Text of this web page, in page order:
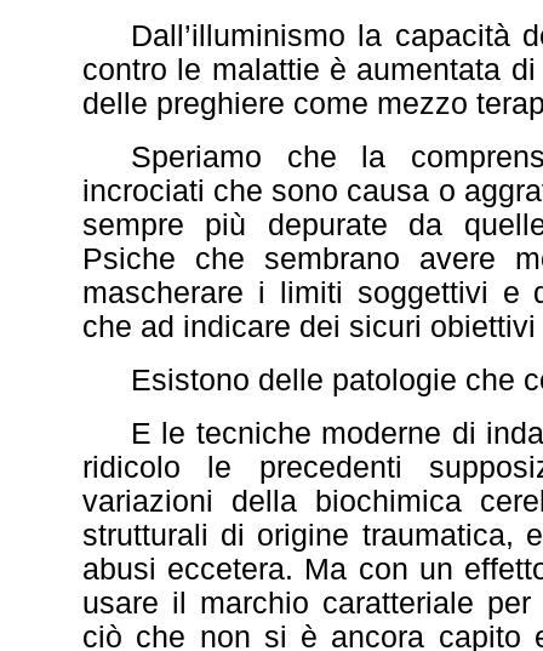
Dall’illuminismo la capacità
contro le malattie è aumentata
delle preghiere come mezzo
Speriamo che la
incrociati che sono causa o
sempre più depurate da
Psiche che sembrano avere
mascherare i limiti soggettivi e
che ad indicare dei sicuri
Esistono delle patologie che
E le tecniche moderne di
ridicolo le precedenti
variazioni della biochimica
strutturali di origine traumatica,
abusi eccetera. Ma con un
usare il marchio caratteriale
ciò che non si è ancora capito